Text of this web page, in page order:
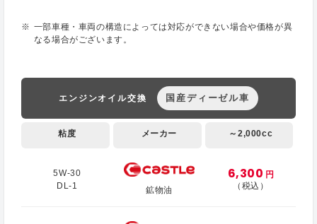
一部車種・車両の構造によっては対応ができない場合や価格が異
なる場合がございます。
エンジンオイル交換 国産ディーゼル車
粘度 メーカー ～2,000cc
5W-30
DL-1
鉱物油
6,300 円
（税込）